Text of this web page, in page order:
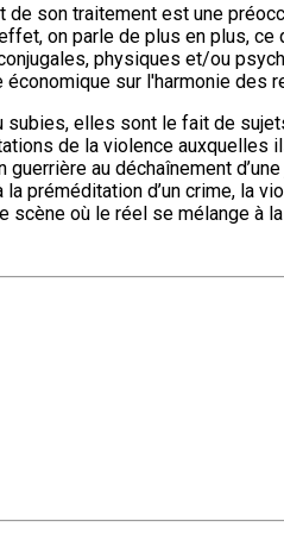
de son traitement est une
on parle de plus en plus,
physiques et/ou
sur l'harmonie des
elles sont le fait de
de la violence auxquelles
guerrière au déchaînement
la préméditation d’un crime, la
où le réel se mélange à